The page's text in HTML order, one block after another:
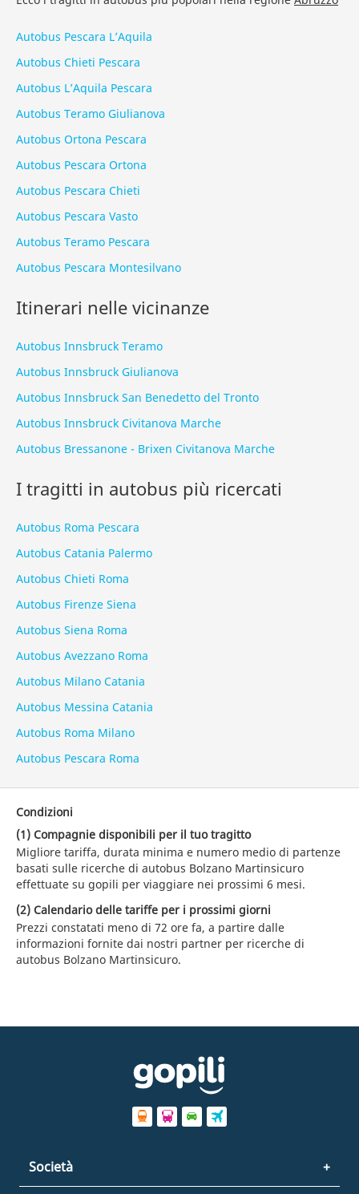
Autobus Pescara L’Aquila
Autobus Chieti Pescara
Autobus L’Aquila Pescara
Autobus Teramo Giulianova
Autobus Ortona Pescara
Autobus Pescara Ortona
Autobus Pescara Chieti
Autobus Pescara Vasto
Autobus Teramo Pescara
Autobus Pescara Montesilvano
Itinerari nelle vicinanze
Autobus Innsbruck Teramo
Autobus Innsbruck Giulianova
Autobus Innsbruck San Benedetto del Tronto
Autobus Innsbruck Civitanova Marche
Autobus Bressanone - Brixen Civitanova Marche
I tragitti in autobus più ricercati
Autobus Roma Pescara
Autobus Catania Palermo
Autobus Chieti Roma
Autobus Firenze Siena
Autobus Siena Roma
Autobus Avezzano Roma
Autobus Milano Catania
Autobus Messina Catania
Autobus Roma Milano
Autobus Pescara Roma
Condizioni
(1) Compagnie disponibili per il tuo tragitto
Migliore tariffa, durata minima e numero medio di partenze
basati sulle ricerche di autobus Bolzano Martinsicuro
effettuate su gopili per viaggiare nei prossimi 6 mesi.
(2) Calendario delle tariffe per i prossimi giorni
Prezzi constatati meno di 72 ore fa, a partire dalle
informazioni fornite dai nostri partner per ricerche di
autobus Bolzano Martinsicuro.
Società